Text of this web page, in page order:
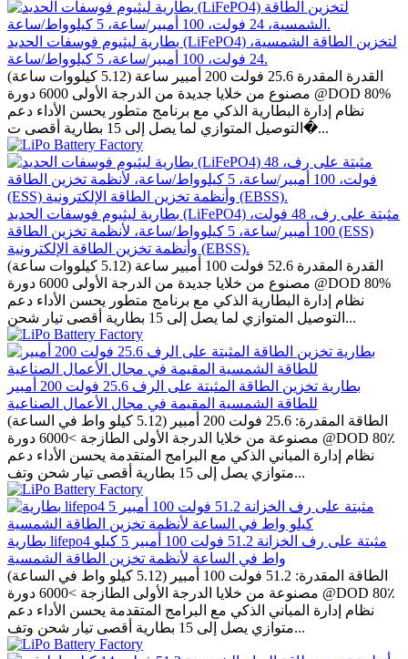
بطارية ليثيوم فوسفات الحديد (LiFePO4) لتخزين الطاقة الشمسية،
24 فولت، 100 أمبير/ساعة، 5 كيلوواط/ساعة.
القدرة المقدرة 25.6 فولت 200 أمبير ساعة (5.12 كيلووات ساعة)
مصنوع من خلايا جديدة من الدرجة الأولى 6000 دورة @DOD 80%
نظام إدارة البطارية الذكي مع برنامج متطور يحسن الأداء دعم
التوصيل المتوازي لما يصل إلى 15 بطارية أقصى ت�...
بطارية ليثيوم فوسفات الحديد (LiFePO4) مثبتة على رف، 48 فولت،
100 أمبير/ساعة، 5 كيلوواط/ساعة، لأنظمة تخزين الطاقة (ESS)
وأنظمة تخزين الطاقة الإلكترونية (EBSS).
القدرة المقدرة 52.6 فولت 100 أمبير ساعة (5.12 كيلووات ساعة)
مصنوع من خلايا جديدة من الدرجة الأولى 6000 دورة @DOD 80%
نظام إدارة البطارية الذكي مع برنامج متطور يحسن الأداء دعم
التوصيل المتوازي لما يصل إلى 15 بطارية أقصى تيار شحن...
بطارية تخزين الطاقة المثبتة على الرف 25.6 فولت 200 أمبير
للطاقة الشمسية المقيمة في مجال الأعمال الصناعية
الطاقة المقدرة: 25.6 فولت 200 أمبير (5.12 كيلو واط في الساعة)
مصنوعة من خلايا الدرجة الأولى الطازجة >6000 دورة @DOD 80٪
نظام إدارة المباني الذكي مع البرامج المتقدمة يحسن الأداء دعم
متوازي يصل إلى 15 بطارية أقصى تيار شحن وتف...
بطارية lifepo4 مثبتة على رف الخزانة 51.2 فولت 100 أمبير 5 كيلو
واط في الساعة لأنظمة تخزين الطاقة الشمسية
الطاقة المقدرة: 51.2 فولت 100 أمبير (5.12 كيلو واط في الساعة)
مصنوعة من خلايا الدرجة الأولى الطازجة >6000 دورة @DOD 80٪
نظام إدارة المباني الذكي مع البرامج المتقدمة يحسن الأداء دعم
متوازي يصل إلى 15 بطارية أقصى تيار شحن وتف...